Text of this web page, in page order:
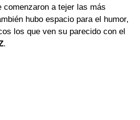
comenzaron a tejer las más
hubo espacio para el humor,
los que ven su parecido con el
.